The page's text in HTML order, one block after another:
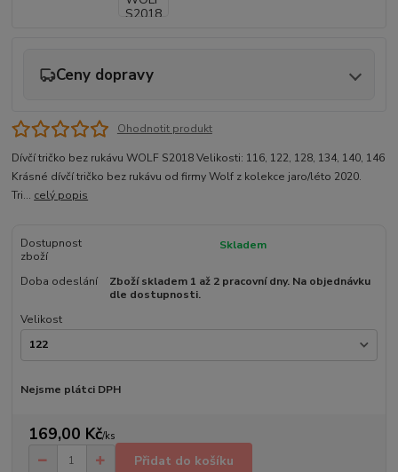
Ceny dopravy
Ohodnotit produkt
Dívčí tričko bez rukávu WOLF S2018 Velikosti: 116, 122, 128, 134, 140, 146
Krásné dívčí tričko bez rukávu od firmy Wolf z kolekce jaro/léto 2020.
Tri... celý popis
Dostupnost
zboží
Skladem
Doba odeslání
Zboží skladem 1 až 2 pracovní dny. Na objednávku
dle dostupnosti.
Velikost
Nejsme plátci DPH
169,00 Kč/ks
Přidat do košíku